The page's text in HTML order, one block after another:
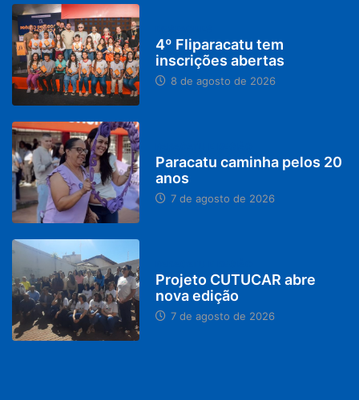
4º Fliparacatu tem
inscrições abertas
8 de agosto de 2026
Paracatu caminha pelos 20
anos
7 de agosto de 2026
Projeto CUTUCAR abre
nova edição
7 de agosto de 2026